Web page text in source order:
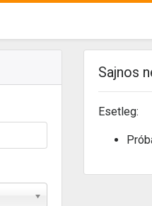
Sajnos
Esetleg: